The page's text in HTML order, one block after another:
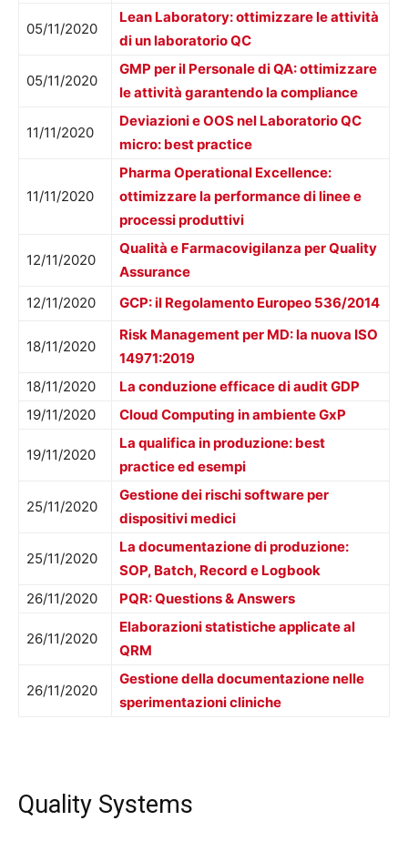
05/11/2020
Lean Laboratory: ottimizzare le attività
di un laboratorio QC
05/11/2020
GMP per il Personale di QA: ottimizzare
le attività garantendo la compliance
11/11/2020
Deviazioni e OOS nel Laboratorio QC
micro: best practice
11/11/2020
Pharma Operational Excellence:
ottimizzare la performance di linee e
processi produttivi
12/11/2020
Qualità e Farmacovigilanza per Quality
Assurance
12/11/2020
GCP: il Regolamento Europeo 536/2014
18/11/2020
Risk Management per MD: la nuova ISO
14971:2019
18/11/2020
La conduzione efficace di audit GDP
19/11/2020
Cloud Computing in ambiente GxP
19/11/2020
La qualifica in produzione: best
practice ed esempi
25/11/2020
Gestione dei rischi software per
dispositivi medici
25/11/2020
La documentazione di produzione:
SOP, Batch, Record e Logbook
26/11/2020
PQR: Questions & Answers
26/11/2020
Elaborazioni statistiche applicate al
QRM
26/11/2020
Gestione della documentazione nelle
sperimentazioni cliniche
Quality Systems